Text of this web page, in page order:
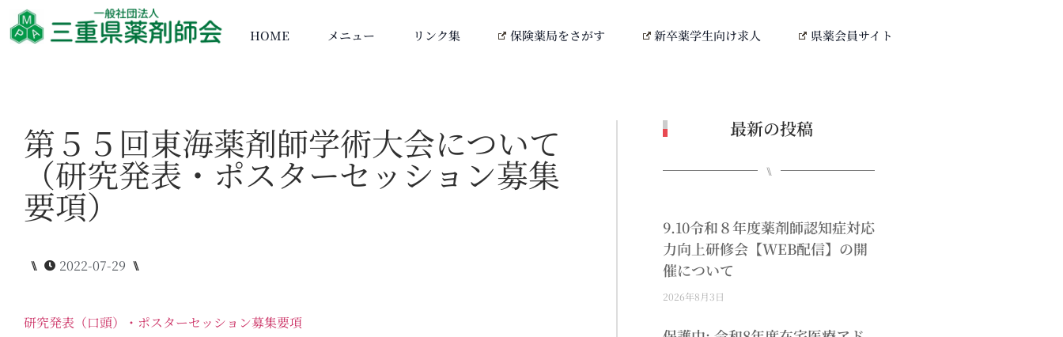
HOME メニュー リンク集 保険薬局をさがす 新卒薬学生向け求人 県薬会員サイト
第５５回東海薬剤師学術大会について
（研究発表・ポスターセッション募集
要項）
⑊ 2022-07-29 ⑊
研究発表（口頭）・ポスターセッション募集要項
最新の投稿
⑊
9.10令和８年度薬剤師認知症対応
力向上研修会【WEB配信】の開
催について
2026年8月3日